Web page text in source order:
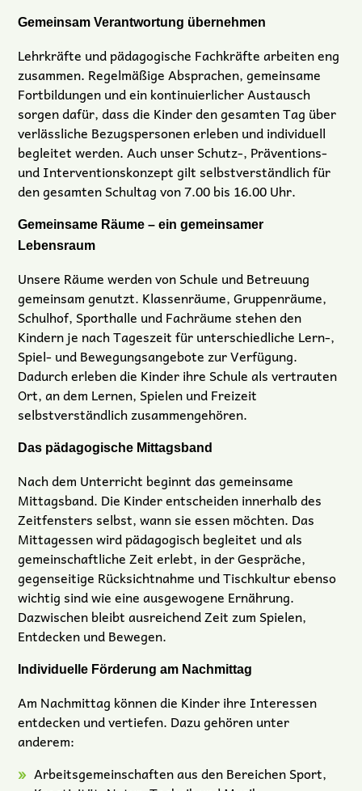
Gemeinsam Verantwortung übernehmen
Lehrkräfte und pädagogische Fachkräfte arbeiten eng
zusammen. Regelmäßige Absprachen, gemeinsame
Fortbildungen und ein kontinuierlicher Austausch
sorgen dafür, dass die Kinder den gesamten Tag über
verlässliche Bezugspersonen erleben und individuell
begleitet werden. Auch unser Schutz-, Präventions-
und Interventionskonzept gilt selbstverständlich für
den gesamten Schultag von 7.00 bis 16.00 Uhr.
Gemeinsame Räume – ein gemeinsamer
Lebensraum
Unsere Räume werden von Schule und Betreuung
gemeinsam genutzt. Klassenräume, Gruppenräume,
Schulhof, Sporthalle und Fachräume stehen den
Kindern je nach Tageszeit für unterschiedliche Lern-,
Spiel- und Bewegungsangebote zur Verfügung.
Dadurch erleben die Kinder ihre Schule als vertrauten
Ort, an dem Lernen, Spielen und Freizeit
selbstverständlich zusammengehören.
Das pädagogische Mittagsband
Nach dem Unterricht beginnt das gemeinsame
Mittagsband. Die Kinder entscheiden innerhalb des
Zeitfensters selbst, wann sie essen möchten. Das
Mittagessen wird pädagogisch begleitet und als
gemeinschaftliche Zeit erlebt, in der Gespräche,
gegenseitige Rücksichtnahme und Tischkultur ebenso
wichtig sind wie eine ausgewogene Ernährung.
Dazwischen bleibt ausreichend Zeit zum Spielen,
Entdecken und Bewegen.
Individuelle Förderung am Nachmittag
Am Nachmittag können die Kinder ihre Interessen
entdecken und vertiefen. Dazu gehören unter
anderem:
Arbeitsgemeinschaften aus den Bereichen Sport,